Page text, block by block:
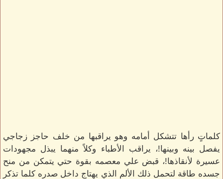
كلماتٍ رأها تتشكل أمامه وهو يراقبها من خلف حاجز زجاجي
يفصل بينه وبينها!، يراقب الأطباء وكلاً منهما يبذل مجهودات
عسيرة لأنقاذها!، قبض علي معصمه بقوة حتي يتمكن من منح
جسده طاقة لتحمل ذلك الألم الذي يهتاج داخل صدره كلما تذكر